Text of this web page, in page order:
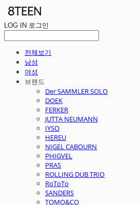
LOG IN 로그인
전체보기
남성
여성
브랜드
Der SAMMLER SOLO
DOEK
FERKER
JUTTA NEUMANN
IYSO
HEREU
NIGEL CABOURN
PHIGVEL
PRAS
ROLLING DUB TRIO
RoToTo
SANDERS
TOMO&CO